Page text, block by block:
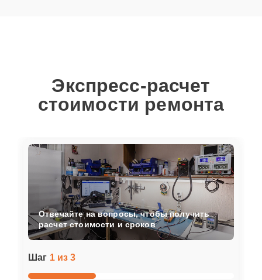
Экспресс-расчет
стоимости ремонта
Шаг 1 из 3
Отвечайте на вопросы, чтобы получить
расчет стоимости и сроков